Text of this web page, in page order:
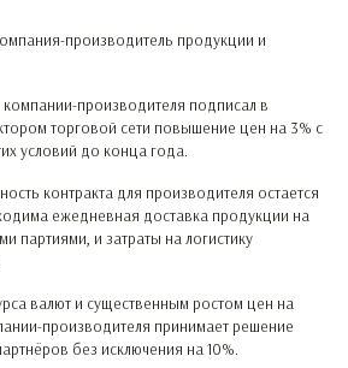
производитель продукции и
производителя подписал в
торговой сети повышение цен на 3% с
условий до конца года.
контракта для производителя остается
ежедневная доставка продукции на
партиями, и затраты на логистику
валют и существенным ростом цен на
производителя принимает решение
без исключения на 10%.